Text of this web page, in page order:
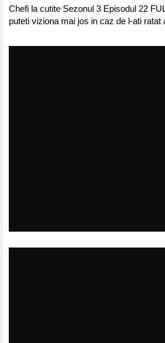
Chefi la cutite Sezonul 3 Episodul 22
puteti viziona mai jos in caz de l-ati ratat